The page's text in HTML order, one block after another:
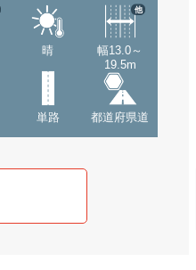
晴
幅13.0～
19.5m
他
単路 都道府県道